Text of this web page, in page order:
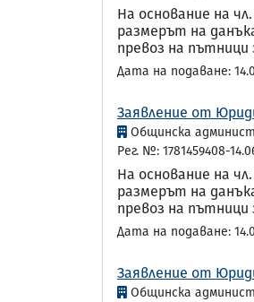
На основание на
размерът на
превоз на пътници
Дата на подаване:
Заявление от
Общинска
Рег. №: 1781459408-
На основание на
размерът на
превоз на пътници
Дата на подаване:
Заявление от
Общинска